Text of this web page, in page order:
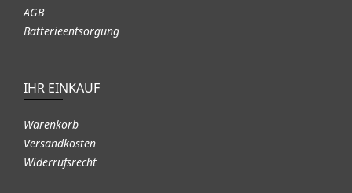
AGB
Batterieentsorgung
IHR EINKAUF
Warenkorb
Versandkosten
Widerrufsrecht